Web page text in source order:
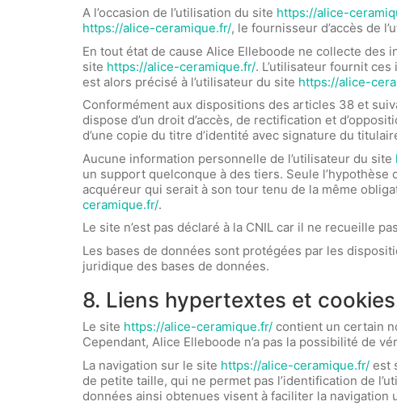
A l’occasion de l’utilisation du site https://alice-
https://alice-ceramique.fr/, le fournisseur d’accès de
En tout état de cause Alice Elleboode ne collecte
site https://alice-ceramique.fr/. L’utilisateur fournit
est alors précisé à l’utilisateur du site https://alice-
Conformément aux dispositions des articles 38 et
dispose d’un droit d’accès, de rectification et
d’une copie du titre d’identité avec signature du
Aucune information personnelle de l’utilisateur du site
un support quelconque à des tiers. Seule
acquéreur qui serait à son tour tenu de la même
ceramique.fr/.
Le site n’est pas déclaré à la CNIL car il ne recueille
Les bases de données sont protégées par les
juridique des bases de données.
8. Liens hypertextes et
Le site https://alice-ceramique.fr/ contient un certain
Cependant, Alice Elleboode n’a pas la possibilité de
La navigation sur le site https://alice-ceramique.fr/ est
de petite taille, qui ne permet pas l’identification de
données ainsi obtenues visent à faciliter la